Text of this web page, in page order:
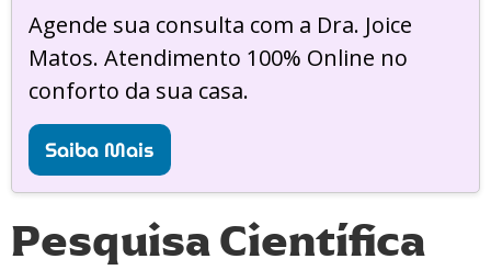
Agende sua consulta com a Dra. Joice
Matos. Atendimento 100% Online no
conforto da sua casa.
Saiba Mais
Pesquisa Científica